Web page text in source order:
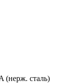
(нерж. сталь)